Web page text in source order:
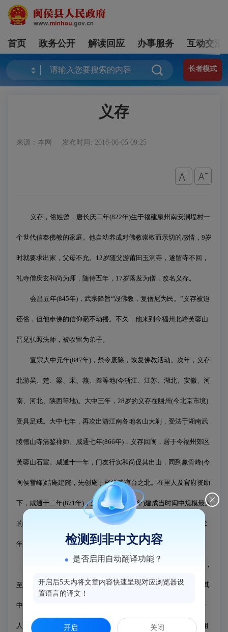
首页 政务公开 解读回应 办事服务 互动交流
长者模式
义存
来源：本网 发布时间: 2018-06-05 09:25
义存，俗姓曾，唐长庆二年(822年)生于福建泉州南安涧埕村一
个世代信奉佛教的家庭。他自幼养成对佛教崇敬而亲切的感情， 9岁
时就要求出家，父母不允。 12岁随父游莆田玉涧寺，遂留寺不回，
礼寺僧庆玄和尚为师，随侍五年， 17岁落发为僧，改名义存。
会昌五年(845年)，武宗降旨“毁佛教，复僧尼为民。 ” 义存被迫
还俗，但他奉佛的信仰毫不动摇。不久，他来到今福州北峰芙蓉山
晋见弘照法师，被收留为弟子。
宣宗大中元年(847年)，禁令废除，恢复佛教活动。次年，义存
北游吴、楚、梁、宋、燕、秦等地(今浙江、江苏、湖北、安徽、河
南、河北、陕西等地)。大中三年， 28岁的义存在幽州 (今北京市境)
受具足戒。大中七年，再次出游江南各地名山大刹，受法于湖南武
陵德山寺清鉴禅师。咸通七年(866年) ，义存回闽，居于今福州郊区
芙蓉山石室。咸通十一年，门友行实和尚促其出山，同到象骨峰(今
闽侯雪峰)结庵建院，先创庵于柽洋映凉台之北。在里人及官府资助
下，咸通十二年(871年)，至乾符二年 (875年)建成当时闽中规模最大
的寺院，时遇应天节，唐僖宗赐额“应天雪峰禅院 (882
年 真觉大师”，御赐紫袈裟。
义存在雪峰，一面筹资建寺，一面弘宗演教， 四方衲子云集，
至无容所，僧众盛时多达1500余人。门下高僧辈出，分为54 支，其
中云门宗创始人文偃 是义存的嫡传弟子。法眼宗的创始
人文益 净觉禅师)是他的三传弟子。这两宗的佛教徒都尊雪峰为 祖
检测到非中文内容
是否启用自动翻译功能？
开启后5天内将文章内容快速呈现对应浏览器设
置语言的译文！
开启 关闭